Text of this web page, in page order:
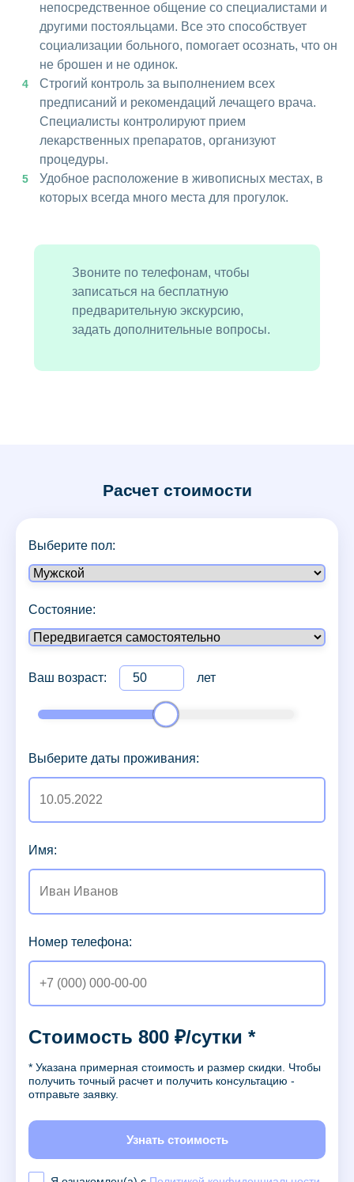
непосредственное общение со специалистами и
другими постояльцами. Все это способствует
социализации больного, помогает осознать, что он
не брошен и не одинок.
Строгий контроль за выполнением всех
предписаний и рекомендаций лечащего врача.
Специалисты контролируют прием
лекарственных препаратов, организуют
процедуры.
Удобное расположение в живописных местах, в
которых всегда много места для прогулок.
Звоните по телефонам, чтобы
записаться на бесплатную
предварительную экскурсию,
задать дополнительные вопросы.
Расчет стоимости
Выберите пол:
Состояние:
Ваш возраст: лет
Выберите даты проживания:
Имя:
Номер телефона:
Стоимость 800 ₽/сутки *
* Указана примерная стоимость и размер скидки. Чтобы
получить точный расчет и получить консультацию -
отправьте заявку.
Узнать стоимость